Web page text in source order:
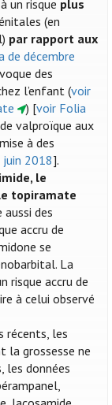
un risque plus
(en
par rapport aux
de décembre
des
l’enfant (voir
) [voir Folia
valproïque aux
à des
2018].
le
topiramate
des
accru de
se
La
risque accru de
à celui observé
récents, les
la grossesse ne
les données